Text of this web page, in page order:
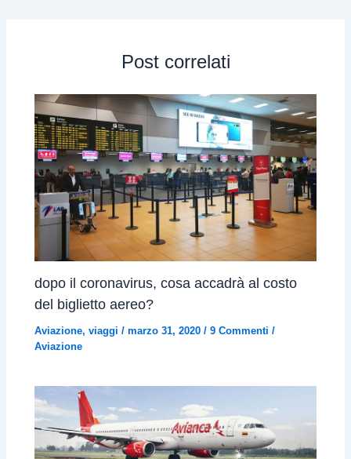
Post correlati
dopo il coronavirus, cosa accadrà al costo
del biglietto aereo?
Aviazione,viaggi /marzo 31, 2020/9 Commenti /
Aviazione